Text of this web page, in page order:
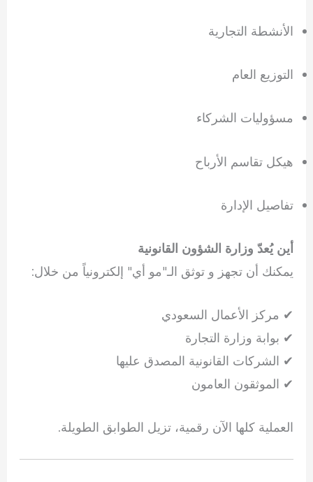
الأنشطة التجارية
التوزيع العام
مسؤوليات الشركاء
هيكل تقاسم الأرباح
تفاصيل الإدارة
أين يُعدّ وزارة الشؤون القانونية
يمكنك أن تجهز و توثق الـ"مو أي" إلكترونياً من خلال:
✔ مركز الأعمال السعودي
✔ بوابة وزارة التجارة
✔ الشركات القانونية المصدق عليها
✔ الموثقون العامون
العملية كلها الآن رقمية، تزيل الطوابق الطويلة.